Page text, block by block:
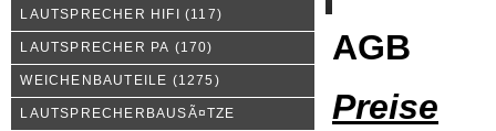
LAUTSPRECHER HIFI (117)
LAUTSPRECHER PA (170)
WEICHENBAUTEILE (1275)
LAUTSPRECHERBAUSÃ¤TZE
AGB
Preise